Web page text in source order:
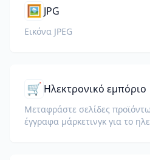
🖼️ JPG
Εικόνα JPEG
🛒 Ηλεκτρονικό εμπόριο
Μεταφράστε σελίδες
έγγραφα μάρκετινγκ για το